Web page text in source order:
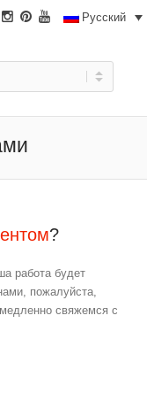
Русский
?
работа будет
пожалуйста,
свяжемся с